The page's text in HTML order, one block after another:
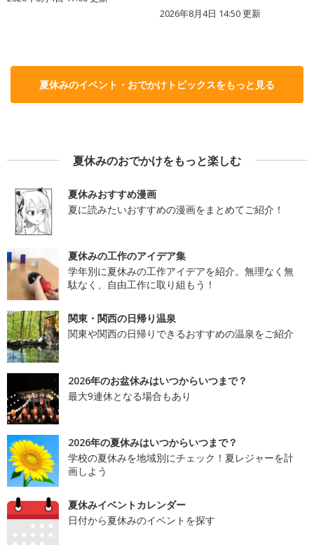
2026年8月4日 14:50更新
夏休みのイベント・おでかけトピックスをもっと見る
夏休みのおでかけをもっと楽しむ
夏休みおすすめ漫画
夏に読みたいおすすめの漫画をまとめてご紹介！
夏休みの工作のアイデア集
学年別に夏休みの工作アイデアを紹介。無理なく無
駄なく、自由工作に取り組もう！
関東・関西の日帰り温泉
関東や関西の日帰りできるおすすめの温泉をご紹介
2026年のお盆休みはいつからいつまで？
最大9連休となる場合もあり
2026年の夏休みはいつからいつまで？
学校の夏休みを地域別にチェック！夏レジャーを計
画しよう
夏休みイベントカレンダー
日付から夏休みのイベントを探す